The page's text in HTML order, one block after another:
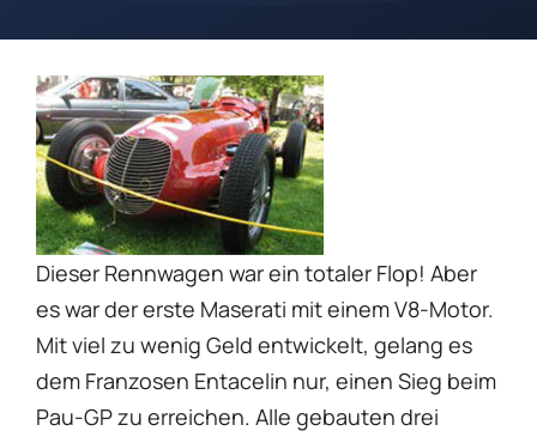
Dieser Rennwagen war ein totaler Flop! Aber
es war der erste Maserati mit einem V8-Motor.
Mit viel zu wenig Geld entwickelt, gelang es
dem Franzosen Entacelin nur, einen Sieg beim
Pau-GP zu erreichen. Alle gebauten drei